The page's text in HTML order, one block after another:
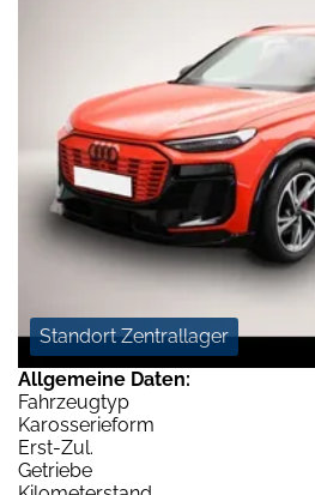
Standort Zentrallager
Allgemeine Daten:
Fahrzeugtyp
Karosserieform
Erst-Zul.
Getriebe